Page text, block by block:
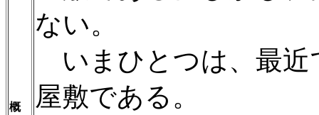
概
ない。
いまひとつは、最近
屋敷である。